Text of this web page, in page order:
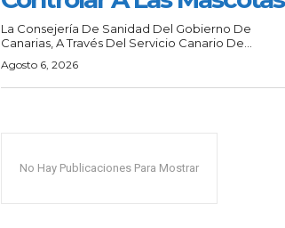
La Consejería De Sanidad Del Gobierno De
Canarias, A Través Del Servicio Canario De...
Agosto 6, 2026
No Hay Publicaciones Para Mostrar